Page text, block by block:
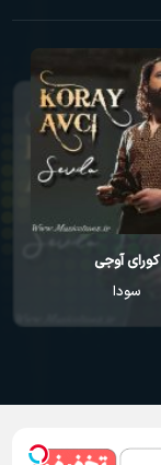
کورای آوجی
سودا